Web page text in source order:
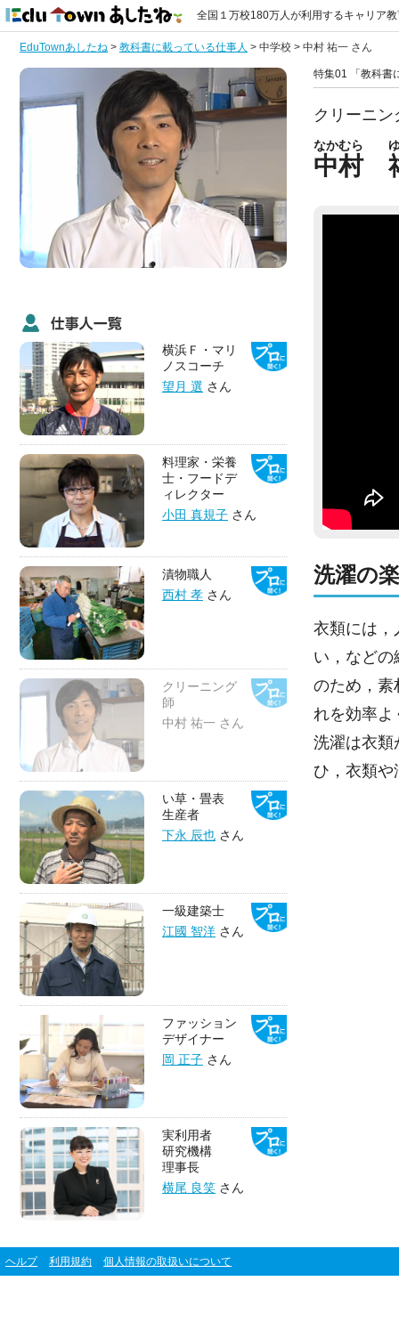
全国１万校180万人が利用するキャリア
EduTownあしたね > 教科書に載っている仕事人 > 中学校 > 中村 祐一 さん
特集01 「教科書
クリーニン
中村
なかむら
洗濯の
衣類には，
い，など
のため，素
れを効率よ
洗濯は衣類
ひ，衣類や
横浜Ｆ・マリ
ノスコーチ
望月 選 さん
料理家・栄養
士・フードデ
ィレクター
小田 真規子 さん
漬物職人
西村 孝 さん
クリーニング
師
中村 祐一 さん
い草・畳表
生産者
下永 辰也 さん
一級建築士
江國 智洋 さん
ファッション
デザイナー
岡 正子 さん
実利用者
研究機構
理事長
横尾 良笑 さん
ヘルプ 利用規約 個人情報の取扱いについて